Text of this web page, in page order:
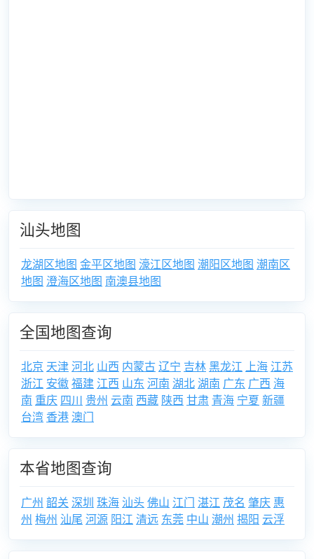
汕头地图
龙湖区地图 金平区地图 濠江区地图 潮阳区地图 潮南区
地图 澄海区地图 南澳县地图
全国地图查询
北京 天津河北 山西 内蒙古辽宁 吉林黑龙江 上海 江苏
浙江 安徽福建 江西 山东 河南 湖北湖南 广东 广西 海
南 重庆 四川 贵州 云南 西藏 陕西 甘肃 青海 宁夏 新疆
台湾 香港 澳门
本省地图查询
广州 韶关 深圳 珠海 汕头佛山 江门 湛江 茂名 肇庆 惠
州 梅州 汕尾 河源 阳江 清远 东莞 中山 潮州 揭阳 云浮